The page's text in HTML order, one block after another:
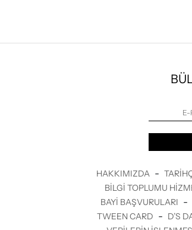
HAKKIMIZDA -
BILGI TOPLUMU
BAYI BAŞVURULARI -
TWEEN CARD - D’S